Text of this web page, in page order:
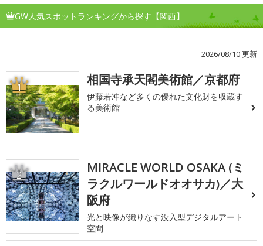
GW人気スポットランキングから探す【関西】
2026/08/10 更新
1 相国寺承天閣美術館／京都府
伊藤若冲など多くの優れた文化財を収蔵す
る美術館
2
MIRACLE WORLD OSAKA (ミ
ラクルワールドオオサカ)／大
阪府
光と映像が織りなす没入型デジタルアート
空間